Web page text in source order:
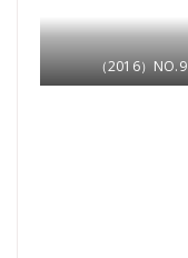
（2016）NO.9